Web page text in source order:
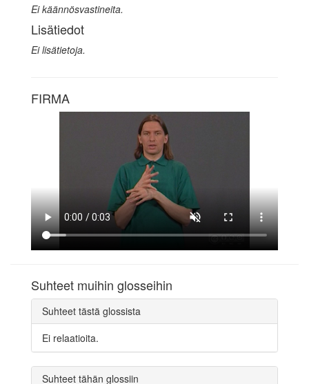
Ei käännösvastineita.
Lisätiedot
Ei lisätietoja.
FIRMA
Suhteet muihin glosseihin
Suhteet tästä glossista
Ei relaatioita.
Suhteet tähän glossiin